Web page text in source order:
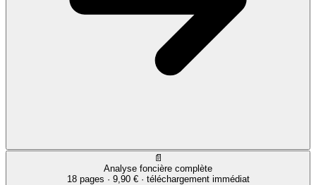
📄
Analyse foncière complète
18 pages · 9,90 €· téléchargement immédiat